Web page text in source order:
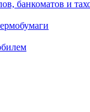
банкоматов и